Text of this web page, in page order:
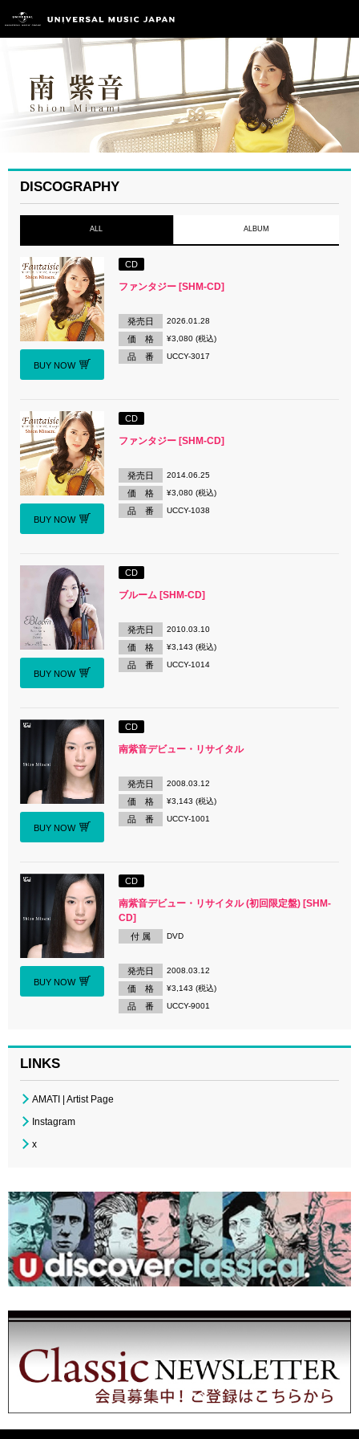
DISCOGRAPHY
ALL ALBUM
BUY NOW
CD
ファンタジー [SHM-CD]
発売日 2026.01.28
価 格 ¥3,080 (税込)
品 番 UCCY-3017
BUY NOW
CD
ファンタジー [SHM-CD]
発売日 2014.06.25
価 格 ¥3,080 (税込)
品 番 UCCY-1038
BUY NOW
CD
ブルーム [SHM-CD]
発売日 2010.03.10
価 格 ¥3,143 (税込)
品 番 UCCY-1014
BUY NOW
CD
南紫音デビュー・リサイタル
発売日 2008.03.12
価 格 ¥3,143 (税込)
品 番 UCCY-1001
BUY NOW
CD
南紫音デビュー・リサイタル (初回限定盤) [SHM-
CD]
付 属 DVD
発売日 2008.03.12
価 格 ¥3,143 (税込)
品 番 UCCY-9001
LINKS
AMATI | Artist Page
Instagram
x